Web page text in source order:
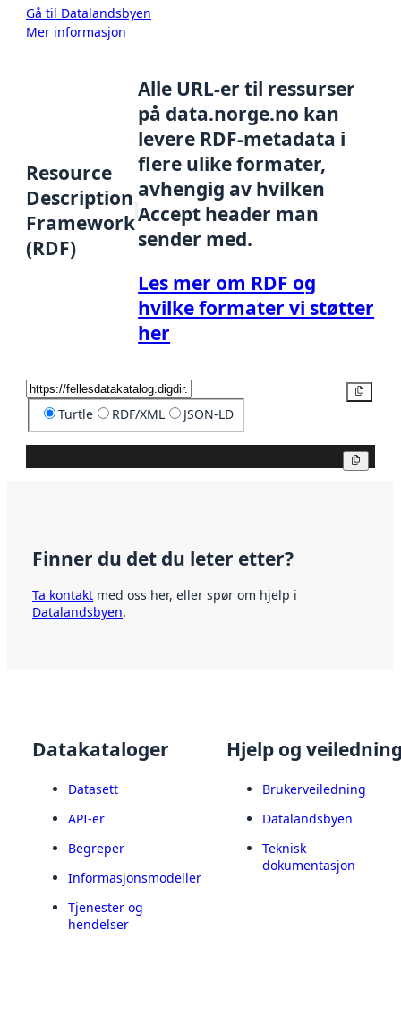
Gå til Datalandsbyen
Mer informasjon
Resource
Description
Framework
(RDF)
Alle URL-er til ressurser
på data.norge.no kan
levere RDF-metadata i
flere ulike formater,
avhengig av hvilken
Accept header man
sender med.
Les mer om RDF og
hvilke formater vi støtter
her
Turtle RDF/XML JSON-LD
Finner du det du leter etter?
Ta kontakt med oss her, eller spør om hjelp i
Datalandsbyen.
Datakataloger
Datasett
API-er
Begreper
Informasjonsmodeller
Tjenester og
hendelser
Hjelp og
Brukerveiledning
Datalandsbyen
Teknisk
dokumentasjon